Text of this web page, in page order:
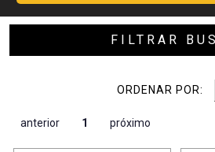
FILTRAR
ORDENAR POR:
anterior 1 próximo